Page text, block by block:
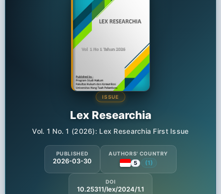
ISSUE
Lex Researchia
Vol. 1 No. 1 (2026): Lex Researchia First Issue
PUBLISHED
2026-03-30
AUTHORS' COUNTRY
5 (1)
DOI
10.25311/lex/2024/1.1